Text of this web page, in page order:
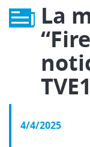
La
TVE1
4/4/2025